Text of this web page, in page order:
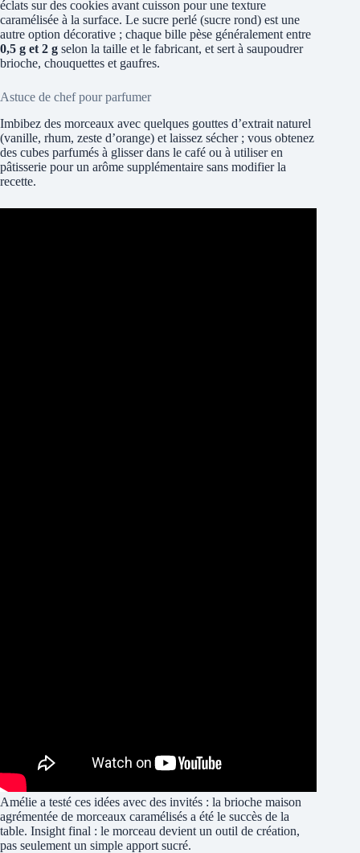
éclats sur des cookies avant cuisson pour une texture
caramélisée à la surface. Le sucre perlé (sucre rond) est une
autre option décorative ; chaque bille pèse généralement entre
0,5 g et 2 g selon la taille et le fabricant, et sert à saupoudrer
brioche, chouquettes et gaufres.
Astuce de chef pour parfumer
Imbibez des morceaux avec quelques gouttes d’extrait naturel
(vanille, rhum, zeste d’orange) et laissez sécher ; vous obtenez
des cubes parfumés à glisser dans le café ou à utiliser en
pâtisserie pour un arôme supplémentaire sans modifier la
recette.
Amélie a testé ces idées avec des invités : la brioche maison
agrémentée de morceaux caramélisés a été le succès de la
table. Insight final : le morceau devient un outil de création,
pas seulement un simple apport sucré.